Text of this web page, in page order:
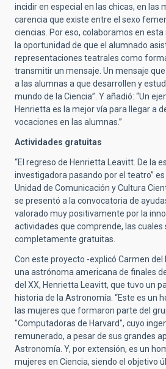
incidir en especial en las chicas, en las
carencia que existe entre el sexo
ciencias. Por eso, colaboramos en
la oportunidad de que el alumnado
representaciones teatrales como
transmitir un mensaje. Un mensaje
a las alumnas a que desarrollen y
mundo de la Ciencia”. Y añadió: “Un
Henrietta es la mejor vía para llegar a
vocaciones en las alumnas.”
Actividades gratuitas
“El regreso de Henrietta Leavitt. De la
investigadora pasando por el teatro”
Unidad de Comunicación y Cultura
se presentó a la convocatoria de
valorado muy positivamente por la
actividades que comprende, las cuales
completamente gratuitas.
Con este proyecto -explicó Carmen del
una astrónoma americana de finales
del XX, Henrietta Leavitt, que tuvo un
historia de la Astronomía. “Este es un
las mujeres que formaron parte del
"Computadoras de Harvard", cuyo
remunerado, a pesar de sus grandes
Astronomía. Y, por extensión, es un
mujeres en Ciencia, siendo el objetivo